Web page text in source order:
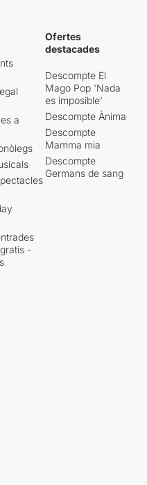
a
-
Ofertes
destacades
Descompte El
Mago Pop 'Nada
es imposible'
Descompte Ànima
Descompte
Mamma mia
Descompte
Germans de sang